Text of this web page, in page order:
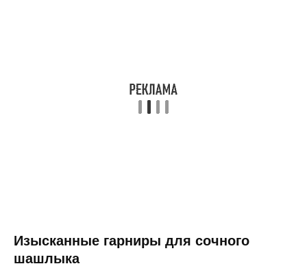
Изысканные гарниры для сочного
шашлыка